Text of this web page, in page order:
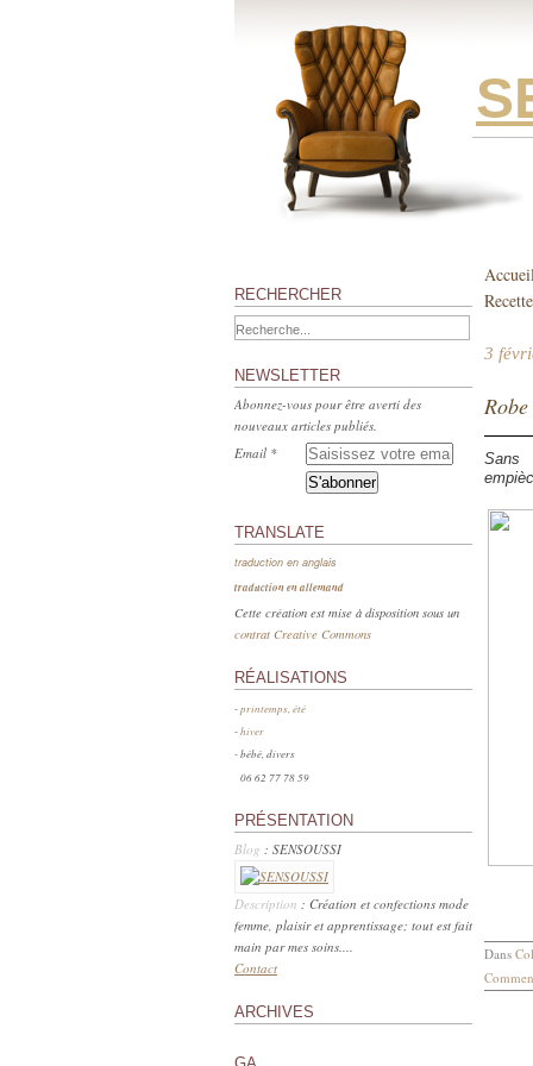
RECHERCHER
NEWSLETTER
Abonnez-vous pour être averti des
nouveaux articles publiés.
Email
TRANSLATE
traduction en anglais
traduction en allemand
Cette création est mise à disposition sous un
contrat Creative Commons
RÉALISATIONS
-printemps, été
-hiver
- bébé, divers
06 62 77 78 59
PRÉSENTATION
Blog : SENSOUSSI
Description : Création et confections mode
femme, plaisir et apprentissage; tout est fait
main par mes soins....
Contact
ARCHIVES
3
Sans
Dans